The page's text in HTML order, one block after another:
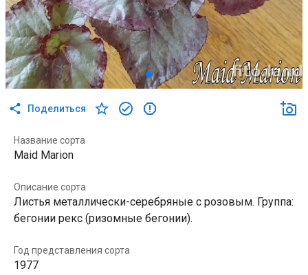
Поделиться
Название сорта
Maid Marion
Описание сорта
Листья металлически-серебряные с розовым. Группа:
бегонии рекс (ризомные бегонии).
Год представления сорта
1977